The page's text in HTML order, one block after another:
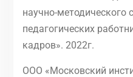
научно-методического
педагогических
кадров». 2022г.
ООО «Московский